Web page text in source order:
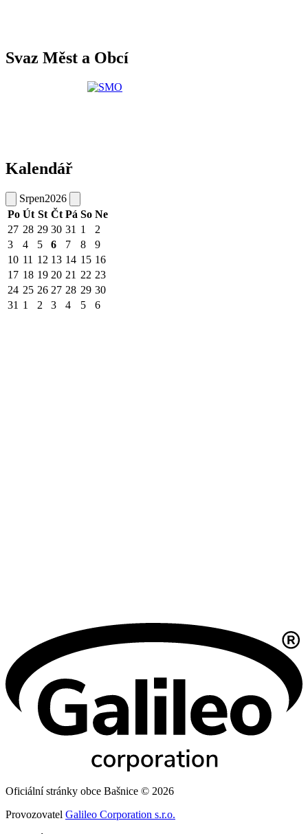
Svaz Měst a Obcí
Kalendář
Srpen2026
Po Út St Čt Pá So Ne
27 28 29 30 31 1
2
3
4 5 6 7 8
9
10 11 12 13 14 15 16
17 18 19 20 21 22 23
24 25 26 27 28 29 30
31 1 2 3 4 5 6
Oficiální stránky obce Bašnice © 2026
Provozovatel Galileo Corporation s.r.o.